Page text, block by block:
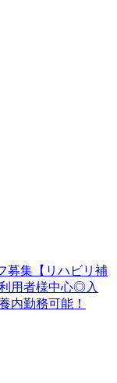
募集【リハビリ補
用者様中心◎入
内勤務可能！